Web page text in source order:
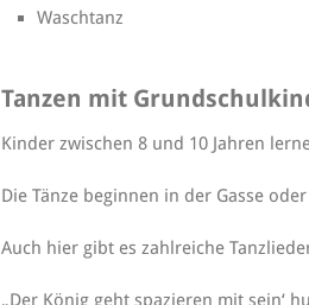
Waschtanz
Tanzen mit
Kinder zwischen 8 und 10 Jahren
Die Tänze beginnen in der Gasse
Auch hier gibt es zahlreiche
„Der König geht spazieren mit sein‘